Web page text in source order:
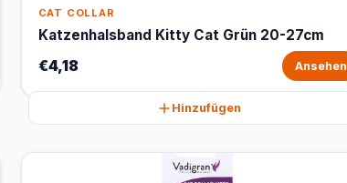
CAT COLLAR
Katzenhalsband Kitty Cat Grün 20-27cm
€4,18 Ansehen
Hinzufügen